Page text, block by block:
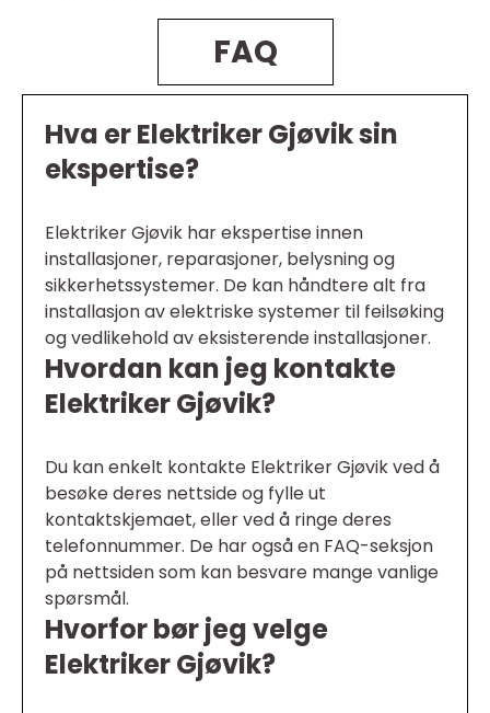
FAQ
Hva er Elektriker Gjøvik sin
ekspertise?
Elektriker Gjøvik har ekspertise innen
installasjoner, reparasjoner, belysning og
sikkerhetssystemer. De kan håndtere alt fra
installasjon av elektriske systemer til feilsøking
og vedlikehold av eksisterende installasjoner.
Hvordan kan jeg kontakte
Elektriker Gjøvik?
Du kan enkelt kontakte Elektriker Gjøvik ved å
besøke deres nettside og fylle ut
kontaktskjemaet, eller ved å ringe deres
telefonnummer. De har også en FAQ-seksjon
på nettsiden som kan besvare mange vanlige
spørsmål.
Hvorfor bør jeg velge
Elektriker Gjøvik?